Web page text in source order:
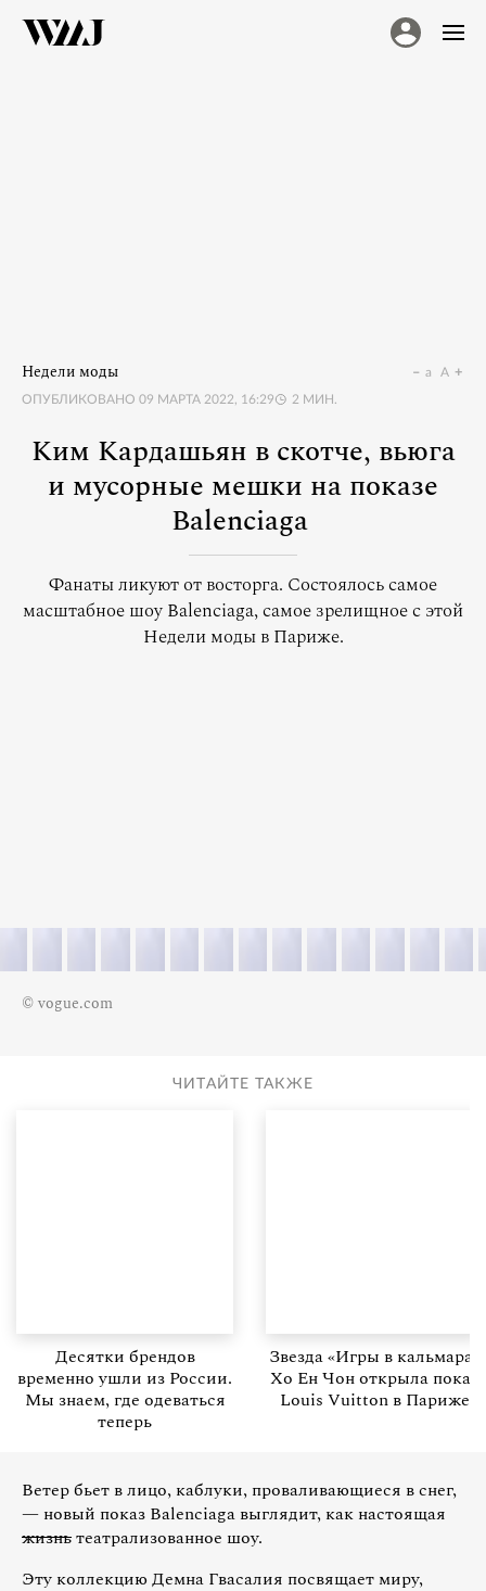
Недели моды
ОПУБЛИКОВАНО 09 МАРТА 2022, 16:29 2 МИН.
a A
Ким Кардашьян в скотче, вьюга
и мусорные мешки на показе
Balenciaga
Фанаты ликуют от восторга. Состоялось самое
масштабное шоу Balenciaga, самое зрелищное с этой
Недели моды в Париже.
© vogue.com
ЧИТАЙТЕ ТАКЖЕ
Десятки брендов
временно ушли из России.
Мы знаем, где одеваться
теперь
Звезда «Игры в кальмара»
Хо Ен Чон открыла показ
Louis Vuitton в Париже
Ветер бьет в лицо, каблуки, проваливающиеся в снег,
— новый показ Balenciaga выглядит, как настоящая
жизньтеатрализованное шоу.
Эту коллекцию Демна Гвасалия посвящает миру,